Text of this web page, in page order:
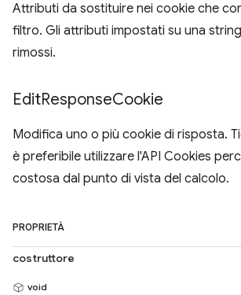
Attributi da sostituire nei cookie che
filtro. Gli attributi impostati su una
rimossi.
EditResponseCookie
Modifica uno o più cookie di risposta.
è preferibile utilizzare l'API Cookies
costosa dal punto di vista del calcolo.
PROPRIETÀ
costruttore
void